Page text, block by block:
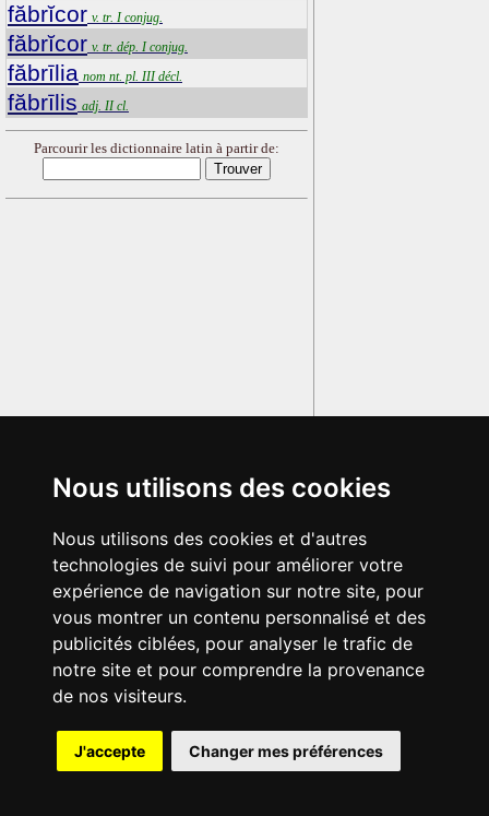
Nous utilisons des cookies
Nous utilisons des cookies et d'autres
technologies de suivi pour améliorer votre
expérience de navigation sur notre site, pour
vous montrer un contenu personnalisé et des
publicités ciblées, pour analyser le trafic de
notre site et pour comprendre la provenance
de nos visiteurs.
J'accepte Changer mes préférences
făbrĭcor v. tr. I conjug.
făbrĭcor v. tr. dép. I conjug.
făbrīlia nom nt. pl. III décl.
făbrīlis adj. II cl.
Parcourir les dictionnaire latin à partir de:
{{ID:FABRICATOR100}} ---CACHE---
© 2003-2029 - Tous droits réservés - Olivetti Media Communication